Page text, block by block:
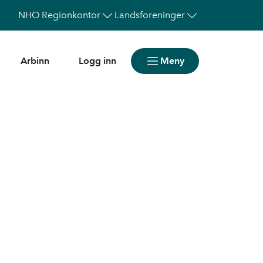
NHO Regionkontor Landsforeninger
Arbinn Logg inn Meny